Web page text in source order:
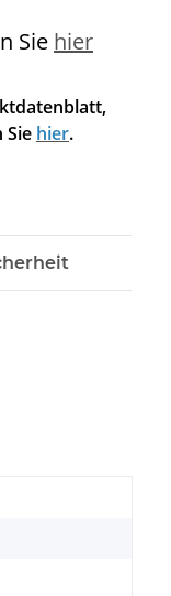
Sie hier
Sie hier.